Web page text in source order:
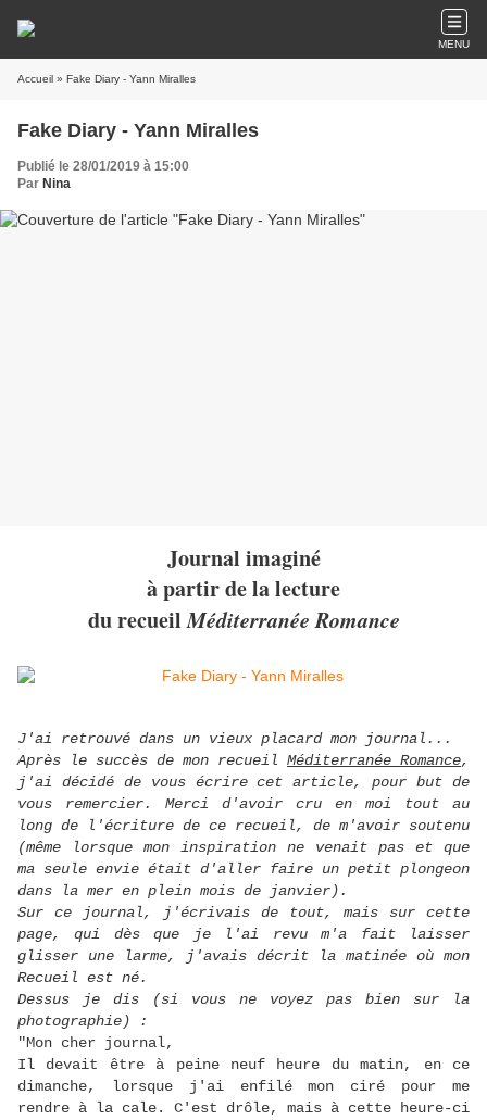
MENU
Accueil » Fake Diary - Yann Miralles
Fake Diary - Yann Miralles
Publié le 28/01/2019 à 15:00
Par Nina
Journal imaginé
à partir de la lecture
du recueilMéditerranée Romance
J'ai retrouvé dans un vieux placard mon journal...
Après le succès de mon recueil Méditerranée Romance,
j'ai décidé de vous écrire cet article, pour but de
vous remercier. Merci d'avoir cru en moi tout au
long de l'écriture de ce recueil, de m'avoir soutenu
(même lorsque mon inspiration ne venait pas et que
ma seule envie était d'aller faire un petit plongeon
dans la mer en plein mois de janvier).
Sur ce journal, j'écrivais de tout, mais sur cette
page, qui dès que je l'ai revu m'a fait laisser
glisser une larme, j'avais décrit la matinée où mon
Recueil est né.
Dessus je dis (si vous ne voyez pas bien sur la
photographie) :
"Mon cher journal,
Il devait être à peine neuf heure du matin, en ce
dimanche, lorsque j'ai enfilé mon ciré pour me
rendre à la cale. C'est drôle, mais à cette heure-ci